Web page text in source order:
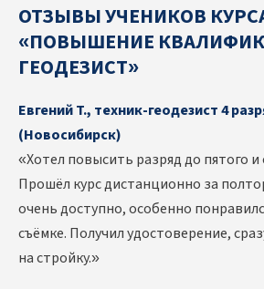
ОТЗЫВЫ УЧЕНИКОВ
«ПОВЫШЕНИЕ
ГЕОДЕЗИСТ»
Евгений Т., техник-геодезист 4
(Новосибирск)
«Хотел повысить разряд до пятого и
Прошёл курс дистанционно за
очень доступно, особенно
съёмке. Получил удостоверение,
на стройку.»